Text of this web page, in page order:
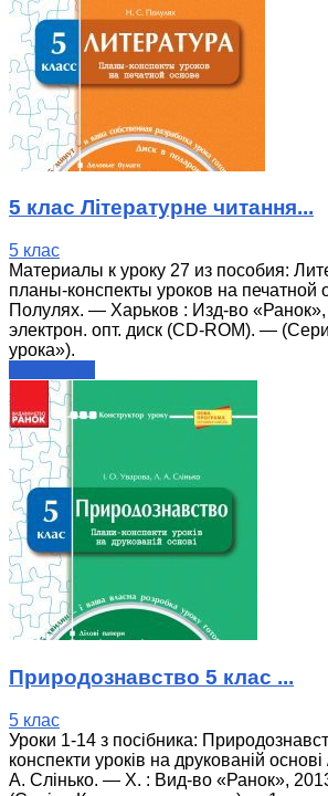
5 клас Літературне читання...
5 клас
Материалы к уроку 27 из пособия:
планы-конспекты уроков на печатной
Полулях. — Харьков : Изд-во
электрон. опт. диск (CD-ROM). —
урока»).
Природознавство 5 клас ...
5 клас
Уроки 1-14 з посібника:
конспекти уроків на друкованій
А. Слінько. — Х. : Вид-во «Ранок»,